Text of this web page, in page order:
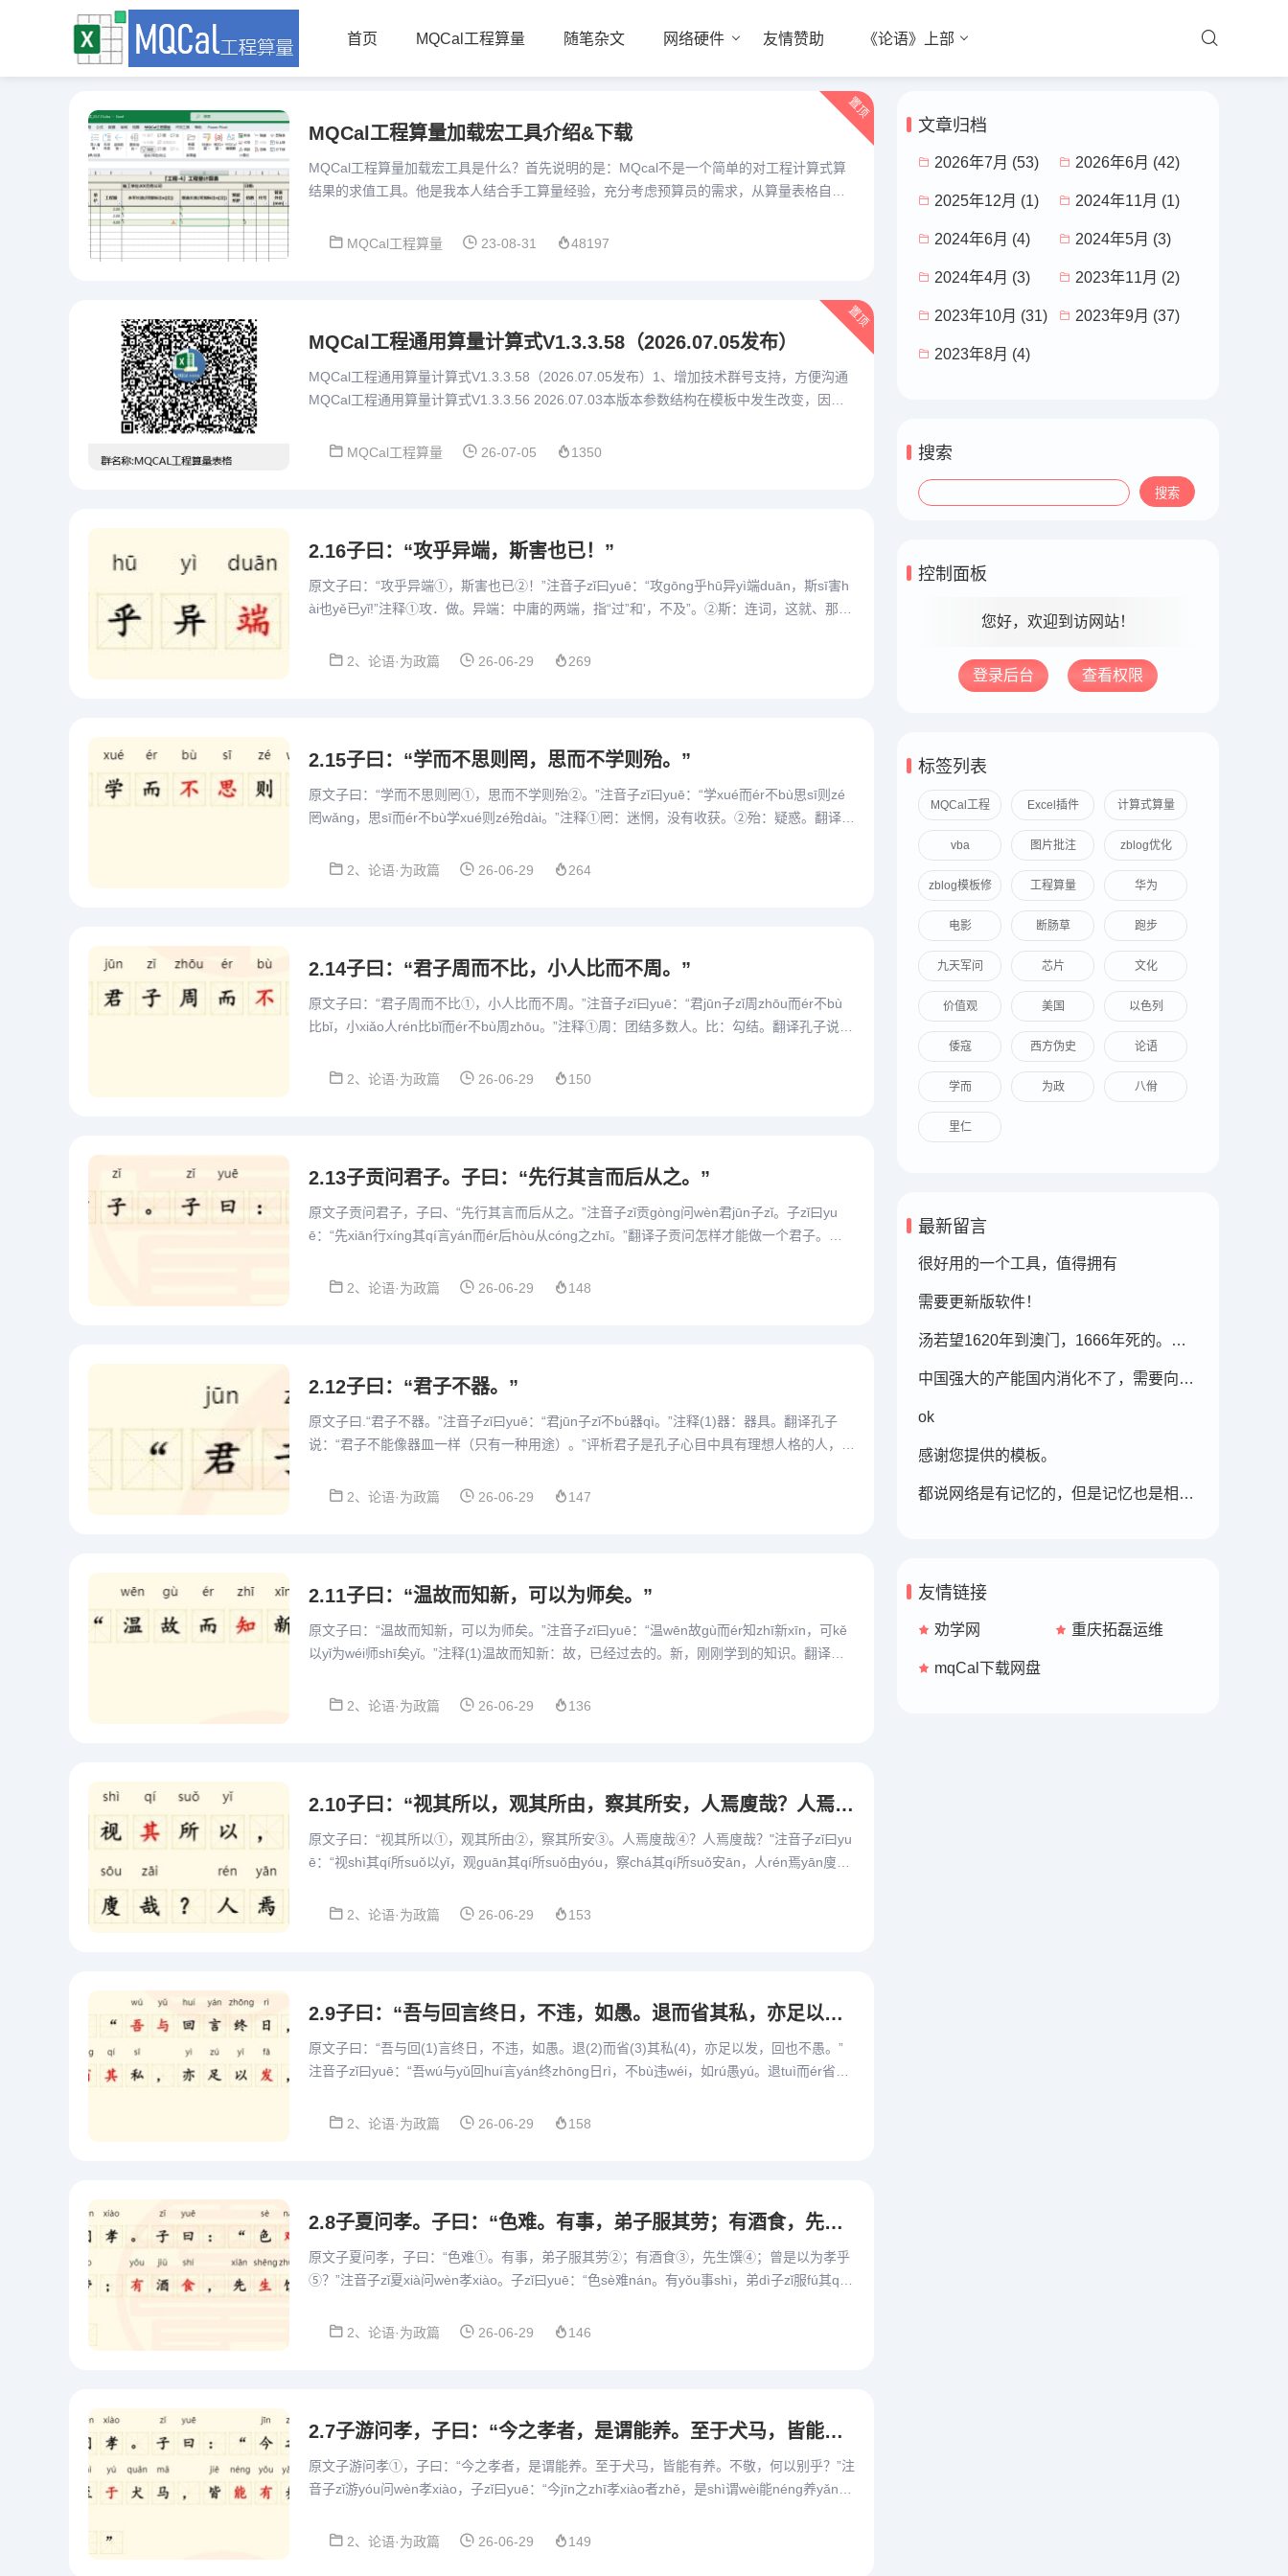
首页 MQCal工程算量 随笔杂文 网络硬件 友情赞助 《论语》上部
MQCal工程算量加载宏工具介绍&下载
MQCal工程算量加载宏工具是什么？首先说明的是：MQcal不是一个简单的对工程计算式算
结果的求值工具。他是我本人结合手工算量经验，充分考虑预算员的需求，从算量表格自己
MQCal工程算量
23-08-31 48197
置顶
MQCal工程通用算量计算式V1.3.3.58（2026.07.05发布）
MQCal工程通用算量计算式V1.3.3.58（2026.07.05发布）1、增加技术群号支持，方便沟通
MQCal工程通用算量计算式V1.3.3.56 2026.07.03本版本参数结构在模板中发生改变，因此
MQCal工程算量
26-07-05 1350
置顶
2.16子曰：“攻乎异端，斯害也已！”
原文子曰：“攻乎异端①，斯害也已②！”注音子zǐ曰yuē：“攻gōng乎hū异yì端duān，斯sī害h
ài也yě已yǐ!”注释①攻．做。异端：中庸的两端，指“过”和'，不及”。②斯：连词，这就、那就
2、论语·为政篇
26-06-29 269
2.15子曰：“学而不思则罔，思而不学则殆。”
原文子曰：“学而不思则罔①，思而不学则殆②。”注音子zǐ曰yuē：“学xué而ér不bù思sī则zé
罔wǎng，思sī而ér不bù学xué则zé殆dài。”注释①罔：迷惘，没有收获。②殆：疑惑。翻译孔
2、论语·为政篇
26-06-29 264
2.14子曰：“君子周而不比，小人比而不周。”
原文子曰：“君子周而不比①，小人比而不周。”注音子zǐ曰yuē：“君jūn子zǐ周zhōu而ér不bù
比bǐ，小xiǎo人rén比bǐ而ér不bù周zhōu。”注释①周：团结多数人。比：勾结。翻译孔子说：
2、论语·为政篇
26-06-29 150
2.13子贡问君子。子曰：“先行其言而后从之。”
原文子贡问君子，子曰、“先行其言而后从之。”注音子zǐ贡gòng问wèn君jūn子zǐ。子zǐ曰yu
ē：“先xiān行xíng其qí言yán而ér后hòu从cóng之zhī。”翻译子贡问怎样才能做一个君子。孔
2、论语·为政篇
26-06-29 148
2.12子曰：“君子不器。”
原文子曰.“君子不器。”注音子zǐ曰yuē：“君jūn子zǐ不bú器qì。”注释(1)器：器具。翻译孔子
说：“君子不能像器皿一样（只有一种用途）。”评析君子是孔子心目中具有理想人格的人，非
2、论语·为政篇
26-06-29 147
2.11子曰：“温故而知新，可以为师矣。”
原文子曰：“温故而知新，可以为师矣。”注音子zǐ曰yuē：“温wēn故gù而ér知zhī新xīn，可kě
以yǐ为wéi师shī矣yǐ。”注释(1)温故而知新：故，已经过去的。新，刚刚学到的知识。翻译孔
2、论语·为政篇
26-06-29 136
2.10子曰：“视其所以，观其所由，察其所安，人焉廋哉？人焉廋哉？”
原文子曰：“视其所以①，观其所由②，察其所安③。人焉廋哉④？人焉廋哉？"注音子zǐ曰yu
ē：“视shì其qí所suǒ以yǐ，观guān其qí所suǒ由yóu，察chá其qí所suǒ安ān，人rén焉yān廋sō
2、论语·为政篇
26-06-29 153
2.9子曰：“吾与回言终日，不违，如愚。退而省其私，亦足以发，回也不愚。”
原文子曰：“吾与回(1)言终日，不违，如愚。退(2)而省(3)其私(4)，亦足以发，回也不愚。”
注音子zǐ曰yuē：“吾wú与yǔ回huí言yán终zhōng日rì，不bù违wéi，如rú愚yú。退tuì而ér省xǐn
2、论语·为政篇
26-06-29 158
2.8子夏问孝。子曰：“色难。有事，弟子服其劳；有酒食，先生馔，曾是以为孝乎？”
原文子夏问孝，子曰：“色难①。有事，弟子服其劳②；有酒食③，先生馔④；曾是以为孝乎
⑤？”注音子zǐ夏xià问wèn孝xiào。子zǐ曰yuē：“色sè难nán。有yǒu事shì，弟dì子zǐ服fú其qí
2、论语·为政篇
26-06-29 146
2.7子游问孝，子曰：“今之孝者，是谓能养。至于犬马，皆能有养。不敬，何以别乎？”
原文子游问孝①，子曰：“今之孝者，是谓能养。至于犬马，皆能有养。不敬，何以别乎？”注
音子zǐ游yóu问wèn孝xiào，子zǐ曰yuē：“今jīn之zhī孝xiào者zhě，是shì谓wèi能néng养yǎn
2、论语·为政篇
26-06-29 149
文章归档
2026年7月 (53) 2026年6月 (42)
2025年12月 (1) 2024年11月 (1)
2024年6月 (4) 2024年5月 (3)
2024年4月 (3) 2023年11月 (2)
2023年10月 (31) 2023年9月 (37)
2023年8月 (4)
搜索
控制面板
您好，欢迎到访网站！
登录后台 查看权限
标签列表
MQCal工程
算量
Excel插件 计算式算量
vba 图片批注 zblog优化
zblog模板修
改
工程算量 华为
电影 断肠草 跑步
九天军问 芯片 文化
价值观 美国 以色列
倭寇 西方伪史 论语
学而 为政 八佾
里仁
最新留言
很好用的一个工具，值得拥有
需要更新版软件！
汤若望1620年到澳门，1666年死的。此时的明朝东北地区已经被后金国成立了，在明朝灭亡的崇祯年间，汤若望还能和明朝天文学家一起到东北地区做这个制定历法的比赛，很强大啊。鹤岗，在今天的黑龙江省东部的鹤岗市
中国强大的产能国内消化不了，需要向外转移。
ok
感谢您提供的模板。
都说网络是有记忆的，但是记忆也是相对性的，有些记忆可能被屏蔽，也可能被遗忘。
友情链接
劝学网 重庆拓磊运维
mqCal下载网盘